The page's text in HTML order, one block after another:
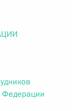
Федерации